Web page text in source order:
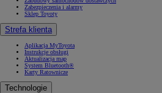
Zabezpieczenia i alarmy
Sklep Toyoty
Strefa klienta
Aplikacja MyToyota
Instrukcje obsługi
Aktualizacja map
System Bluetooth®
Karty Ratownicze
Technologie